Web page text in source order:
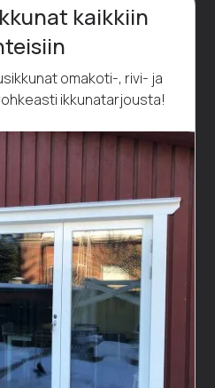
kaikkiin
omakoti-, rivi- ja
ikkunatarjousta!